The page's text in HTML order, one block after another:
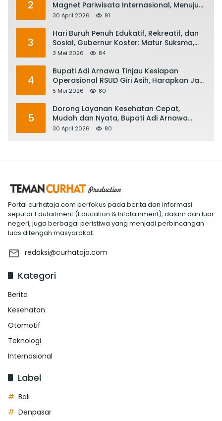
2
Magnet Pariwisata Internasional, Menuju
Satu Abad Pariwisata Bali
30 April 2026 91
3
Hari Buruh Penuh Edukatif, Rekreatif, dan
Sosial, Gubernur Koster: Matur Suksma,
Keringat Pekerja Mesin Ekonomi Bali
3 Mei 2026 84
4
Bupati Adi Arnawa Tinjau Kesiapan
Operasional RSUD Giri Asih, Harapkan Jadi
RS Rujukan Terbaik
5 Mei 2026 80
5
Dorong Layanan Kesehatan Cepat,
Mudah dan Nyata, Bupati Adi Arnawa
Evaluasi ‘Mantap Nak Badung’
30 April 2026 80
Portal curhataja.com berfokus pada berita dan informasi
seputar Edutaitment (Education & Infotainment), dalam dan luar
negeri, juga berbagai peristiwa yang menjadi perbincangan
luas ditengah masyarakat.
redaksi@curhataja.com
Kategori
Berita
Kesehatan
Otomotif
Teknologi
Internasional
Label
Bali
Denpasar